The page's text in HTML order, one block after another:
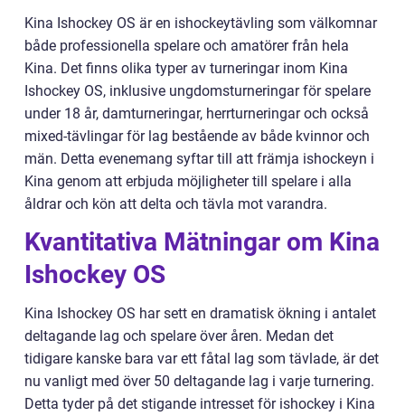
Kina Ishockey OS är en ishockeytävling som välkomnar
både professionella spelare och amatörer från hela
Kina. Det finns olika typer av turneringar inom Kina
Ishockey OS, inklusive ungdomsturneringar för spelare
under 18 år, damturneringar, herrturneringar och också
mixed-tävlingar för lag bestående av både kvinnor och
män. Detta evenemang syftar till att främja ishockeyn i
Kina genom att erbjuda möjligheter till spelare i alla
åldrar och kön att delta och tävla mot varandra.
Kvantitativa Mätningar om Kina
Ishockey OS
Kina Ishockey OS har sett en dramatisk ökning i antalet
deltagande lag och spelare över åren. Medan det
tidigare kanske bara var ett fåtal lag som tävlade, är det
nu vanligt med över 50 deltagande lag i varje turnering.
Detta tyder på det stigande intresset för ishockey i Kina